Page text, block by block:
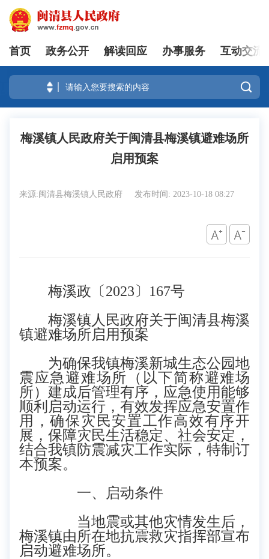
登录
首页 政务公开 解读回应 办事服务 互动交流

梅溪镇人民政府关于闽清县梅溪镇避难场所
启用预案
来源:闽清县梅溪镇人民政府 发布时间: 2023-10-18 08:27
梅溪政 〔2023〕 167号
梅溪镇人民政府关于闽清县梅溪
镇避难场所启用预案
为确保我镇梅溪新城生态公园地
震应急避难场所（以下简称避难场
所）建成后管理有序，应急使用能够
顺利启动运行，有效发挥应急安置作
用，确保灾民安置工作高效有序开
展，保障灾民生活稳定、社会安定，
结合我镇防震减灾工作实际，特制订
本预案。
一、启动条件
当地震或其他灾情发生后，
梅溪镇由所在地抗震救灾指挥部宣布
启动避难场所。